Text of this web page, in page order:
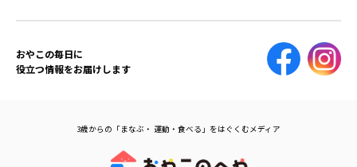
おやこの毎日に
役立つ情報をお届けします
3歳からの「まなぶ・ 運動・食べる」をはぐくむメディア